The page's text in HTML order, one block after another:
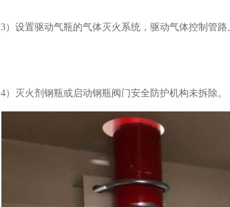
3）设置驱动气瓶的气体灭火系统，驱动气体控制管路
4）灭火剂钢瓶或启动钢瓶阀门安全防护机构未拆除。